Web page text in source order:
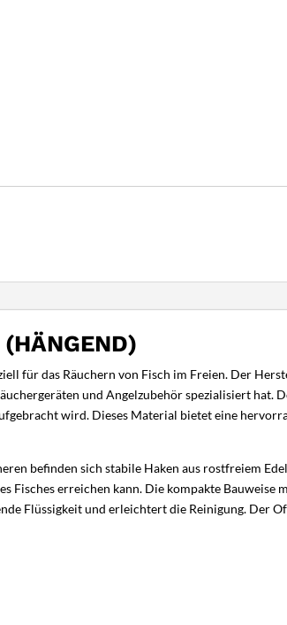
(HÄNGEND)
für das Räuchern von Fisch im Freien. Der
und Angelzubehör spezialisiert hat.
wird. Dieses Material bietet eine
befinden sich stabile Haken aus rostfreiem
Fisches erreichen kann. Die kompakte
Flüssigkeit und erleichtert die Reinigung. Der